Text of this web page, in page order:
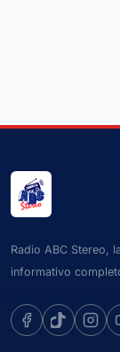
Radio ABC Stereo,
informativo